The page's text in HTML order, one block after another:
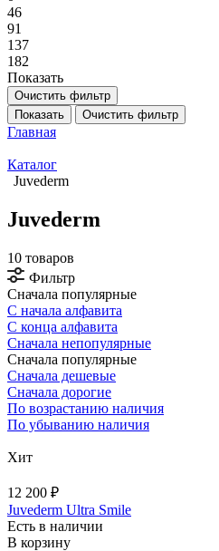
46
91
137
182
Показать
Очистить фильтр
Показать
Очистить фильтр
Главная
Каталог
Juvederm
Juvederm
10 товаров
Фильтр
Сначала популярные
С начала алфавита
С конца алфавита
Сначала непопулярные
Сначала популярные
Сначала дешевые
Сначала дорогие
По возрастанию наличия
По убыванию наличия
Хит
12 200 ₽
Juvederm Ultra Smile
Есть в наличии
В корзину